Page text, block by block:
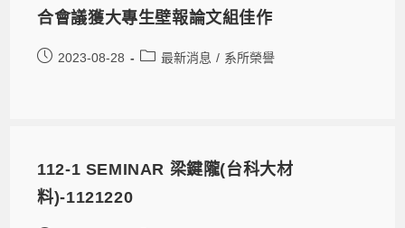
合會議獲大專生壁報論文組佳作
2023-08-28 最新消息 / 系所榮譽
112-1 SEMINAR 梁鍵隴(台科大材
料)-1121220